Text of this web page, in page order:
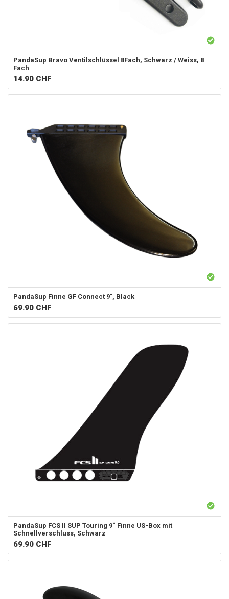
PandaSup Bravo Ventilschlüssel 8Fach, Schwarz / Weiss, 8
Fach
14.90 CHF
PandaSup Finne GF Connect 9", Black
69.90 CHF
PandaSup FCS II SUP Touring 9“ Finne US-Box mit
Schnellverschluss, Schwarz
69.90 CHF